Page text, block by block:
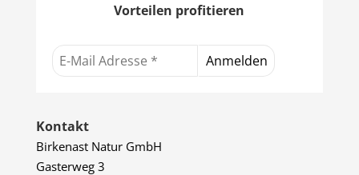
Vorteilen profitieren
Kontakt
Birkenast Natur GmbH
Gasterweg 3